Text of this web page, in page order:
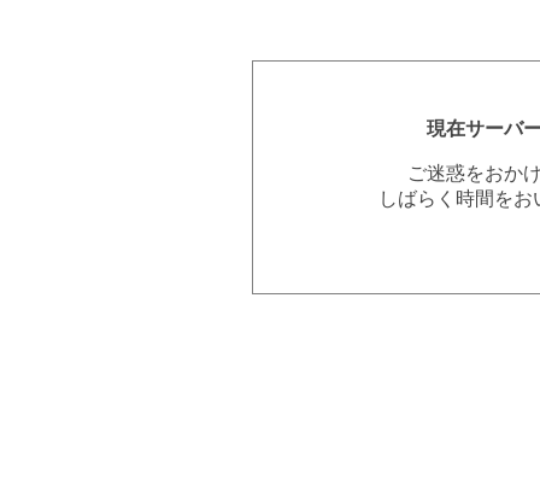
現在サーバ
ご迷惑をおか
しばらく時間を